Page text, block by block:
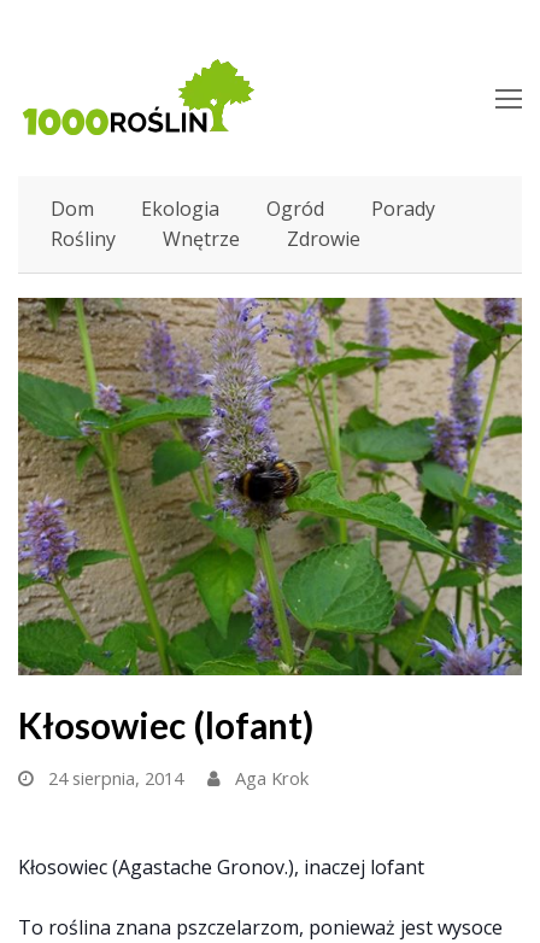
Dom Ekologia Ogród
Porady
Rośliny
Wnętrze Zdrowie
Kłosowiec (lofant)
24 sierpnia, 2014 Aga Krok
Kłosowiec (Agastache Gronov.), inaczej lofant
To roślina znana pszczelarzom, ponieważ jest wysoce